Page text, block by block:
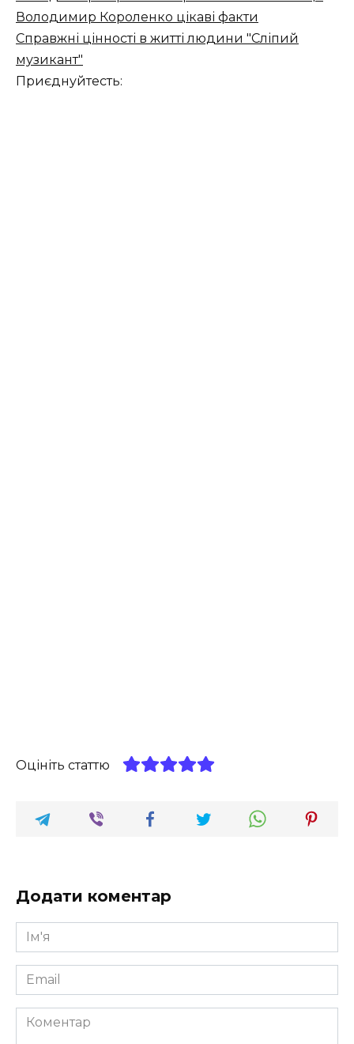
Володимир Короленко цікаві факти
Справжні цінності в житті людини "Сліпий
музикант"
Приєднуйтесть:
Оцініть статтю
Додати коментар
Ім'я
*
Email
*
Коментар